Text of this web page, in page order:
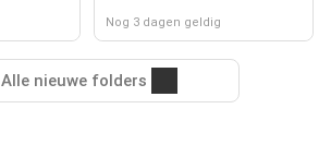
Nog 3 dagen geldig
Alle nieuwe folders